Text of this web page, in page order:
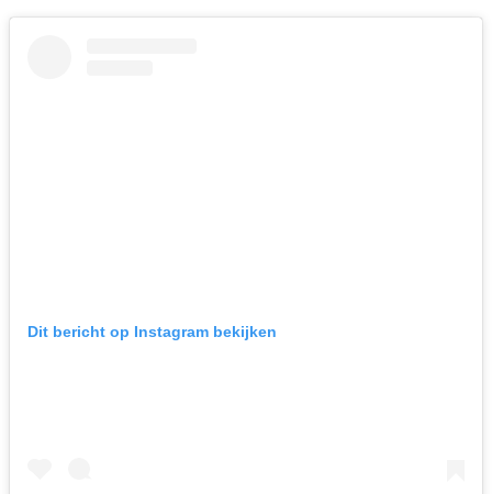
Dit bericht op Instagram bekijken